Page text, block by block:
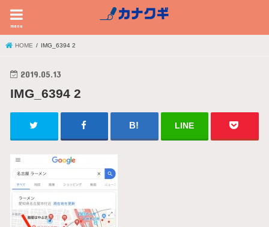
menu
HOME IMG_6394 2
2019.05.13
IMG_6394 2
LINE